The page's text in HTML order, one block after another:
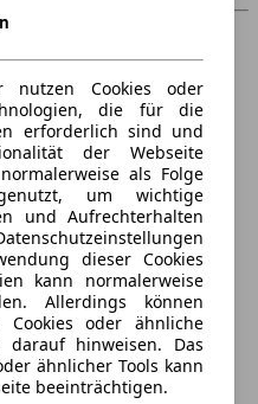
nutzen Cookies oder
die für die
erforderlich sind und
der Webseite
als Folge
um wichtige
und Aufrechterhalten
dieser Cookies
kann normalerweise
Allerdings können
Cookies oder ähnliche
darauf hinweisen. Das
ähnlicher Tools kann
beeinträchtigen.